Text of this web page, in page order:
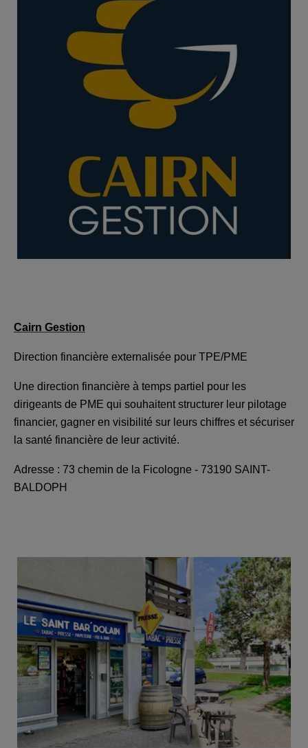
Cairn Gestion
Direction financière externalisée pour TPE/PME
Une direction financière à temps partiel pour les
dirigeants de PME qui souhaitent structurer leur pilotage
financier, gagner en visibilité sur leurs chiffres et sécuriser
la santé financière de leur activité.
Adresse : 73 chemin de la Ficologne - 73190 SAINT-
BALDOPH